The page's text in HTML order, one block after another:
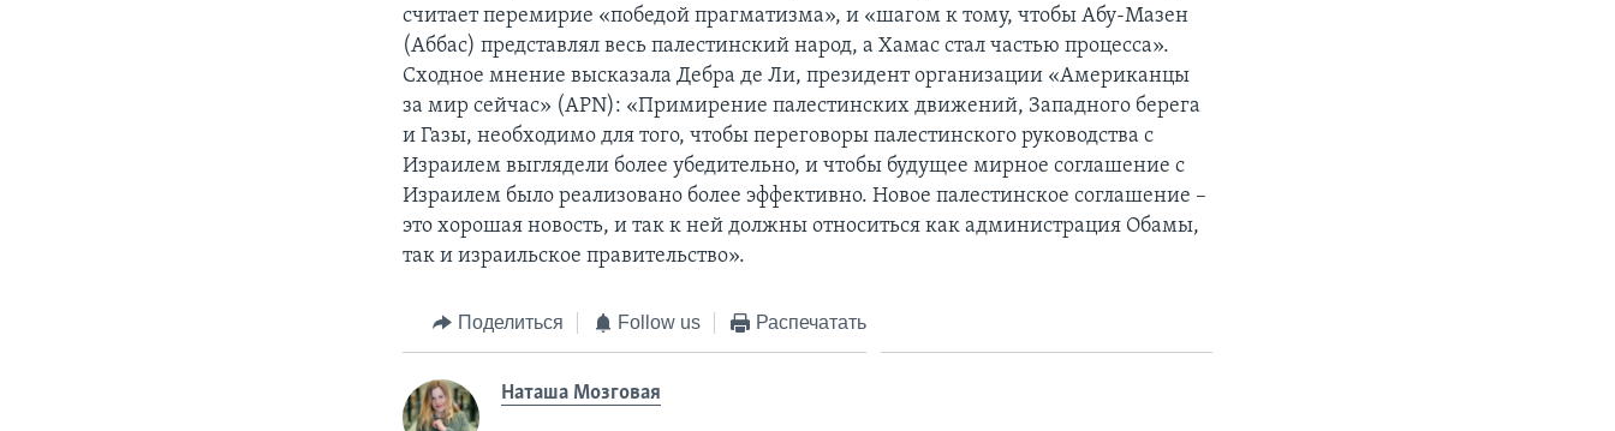
считает перемирие «победой прагматизма», и «шагом к тому, чтобы Абу-Мазен
(Аббас) представлял весь палестинский народ, а Хамас стал частью процесса».
Сходное мнение высказала Дебра де Ли, президент организации «Американцы
за мир сейчас» (APN): «Примирение палестинских движений, Западного берега
и Газы, необходимо для того, чтобы переговоры палестинского руководства с
Израилем выглядели более убедительно, и чтобы будущее мирное соглашение с
Израилем было реализовано более эффективно. Новое палестинское соглашение –
это хорошая новость, и так к ней должны относиться как администрация Обамы,
так и израильское правительство».
Поделиться Follow us Распечатать
Наташа Мозговая